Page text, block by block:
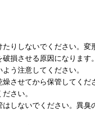
りしないでください。変
損させる原因になります
う注意してください。
させてから保管してくだ
さい。
しないでください。異